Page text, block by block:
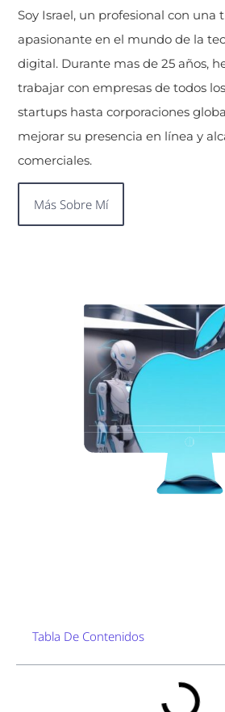
Soy Israel, un profesional con una
apasionante en el mundo de la
digital. Durante mas de 25 años,
trabajar con empresas de todos
startups hasta corporaciones
mejorar su presencia en línea y
comerciales.
Más Sobre Mí
Tabla De Contenidos